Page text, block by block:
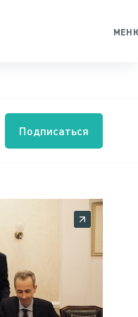
Подписаться